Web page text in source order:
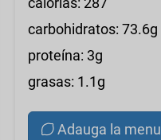
carbohidratos: 73.6g
proteína: 3g
grasas: 1.1g
Adauga la menu